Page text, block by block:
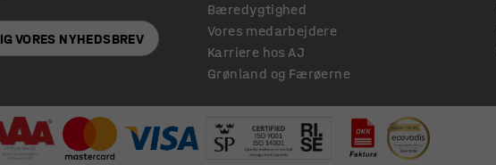
VORES NYHEDSBREV
Bæredygtighed
Vores medarbejdere
Karriere hos AJ
Grønland og Færøerne